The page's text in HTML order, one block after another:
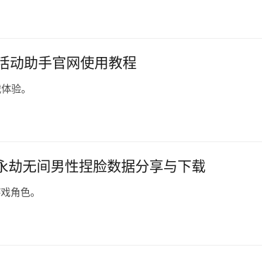
动助手官网使用教程
验。
劫无间男性捏脸数据分享与下载
角色。